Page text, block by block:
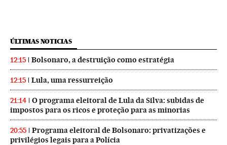
ÚLTIMAS NOTICIAS
12:15 Bolsonaro, a destruição como estratégia
12:15 Lula, uma ressurreição
21:14
O programa eleitoral de Lula da Silva: subidas de
impostos para os ricos e proteção para as minorias
20:55
Programa eleitoral de Bolsonaro: privatizações e
privilégios legais para a Polícia